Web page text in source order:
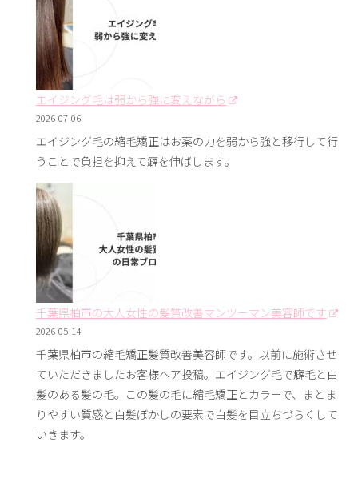
エイジング毛は弱から強に変えながら
2026-07-06
エイジング毛の縮毛矯正はお薬の力を弱から強と移行して行
うことで負担を抑えて癖を伸ばします。
千葉県柏市の大人女性の髪質改善マンツーマン美容師です
2026-05-14
千葉県柏市の縮毛矯正髪質改善美容師です。以前に施術させ
ていただきましたお客様ヘア投稿。エイジング毛で癖毛と白
髪のある髪の毛。この髪の毛に縮毛矯正とカラーで、まとま
りやすい質感と白髪ぼかしの要素で白髪を目立ちづらくして
いきます。